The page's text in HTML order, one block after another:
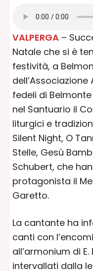
VALPERGA –
Natale che si è
festività, a
dell’Associazione
fedeli di
nel Santuario il
liturgici e
Silent Night, O
Stelle, Gesù
Schubert, che
protagonista il
Garetto.
La cantante ha
canti con
all’armonium di
intervallati dalla